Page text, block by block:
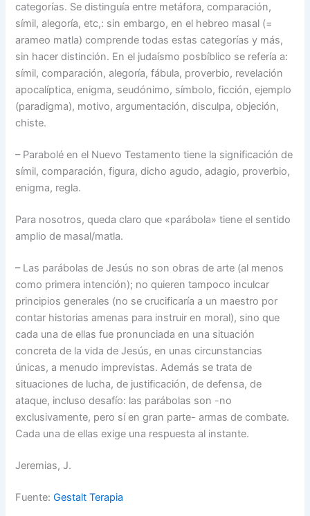
categorías. Se distinguía entre metáfora, comparación,
símil, alegoría, etc,: sin embargo, en el hebreo masal (=
arameo matla) comprende todas estas categorías y más,
sin hacer distinción. En el judaísmo posbíblico se refería a:
símil, comparación, alegoría, fábula, proverbio, revelación
apocalíptica, enigma, seudónimo, símbolo, ficción, ejemplo
(paradigma), motivo, argumentación, disculpa, objeción,
chiste.
– Parabolé en el Nuevo Testamento tiene la significación de
símil, comparación, figura, dicho agudo, adagio, proverbio,
enigma, regla.
Para nosotros, queda claro que «parábola» tiene el sentido
amplio de masal/matla.
– Las parábolas de Jesús no son obras de arte (al menos
como primera intención); no quieren tampoco inculcar
principios generales (no se crucificaría a un maestro por
contar historias amenas para instruir en moral), sino que
cada una de ellas fue pronunciada en una situación
concreta de la vida de Jesús, en unas circunstancias
únicas, a menudo imprevistas. Además se trata de
situaciones de lucha, de justificación, de defensa, de
ataque, incluso desafío: las parábolas son -no
exclusivamente, pero sí en gran parte- armas de combate.
Cada una de ellas exige una respuesta al instante.
Jeremias, J.
Fuente:Gestalt Terapia